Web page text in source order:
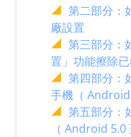
第二部分：
廠設置
第三部分：
置」功能擦除
第四部分：
手機（ Android
第五部分：
（ Android 5.0